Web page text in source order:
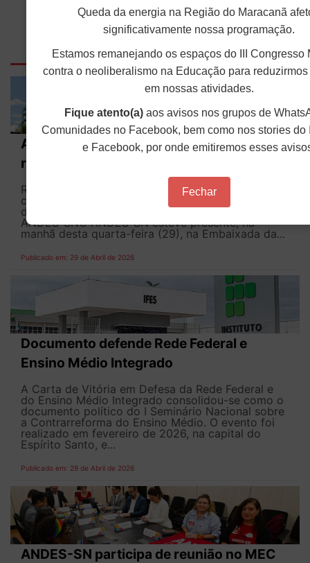
Outras Notícias
ANDES-SN vai à Embaixada da Palestina e
reforça solidariedade ao povo palestino
Reunião tratou de apoio a estudantes refugiados,
cooperação acadêmica e cultural, além da defesa
da liberdade. Fotos: Bruna Yunes / Imprensa
ANDES-SN​​​ O ANDES-SN esteve presente, na
manhã desta quarta-feira (29), na Embaixada da...
Publicado em: 29 de Abril de 2026
Documento defende Rede Federal e
Ensino Médio Integrado
A Carta de Vitória em Defesa da Rede Federal e
do Ensino Médio Integrado consolidou-se como o
documento político do I Seminário Nacional sobre
a Contrarreforma do Ensino Médio. O evento foi
realizado em fevereiro de 2026, na capital do
Espírito Santo, e...
Publicado em: 29 de Abril de 2026
ANDES-SN participa de reunião no MEC
Queda da energia na Região do Maracanã
significativamente nossa programação.
Estamos remanejando os espaços do III Congresso
contra o neoliberalismo na Educação para
em nossas atividades.
Fique atento(a)aos avisos nos grupos de
Comunidades no Facebook, bem como nos stories do
e Facebook, por onde emitiremos esses
Fechar